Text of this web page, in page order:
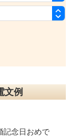
文例
記念日おめで